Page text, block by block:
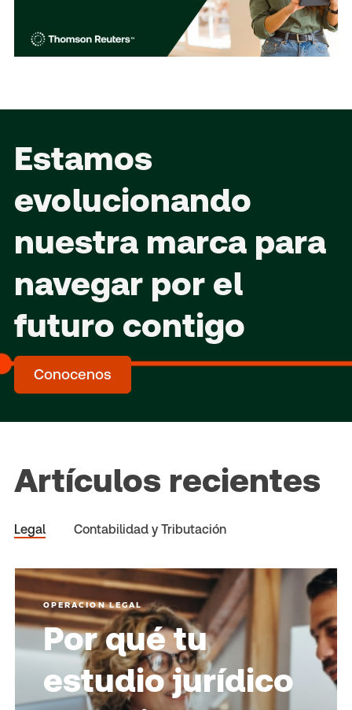
Estamos
evolucionando
nuestra marca para
navegar por el
futuro contigo
Conocenos
Artículos recientes
Legal Contabilidad y Tributación
OPERACION LEGAL
Por qué tu
estudio jurídico